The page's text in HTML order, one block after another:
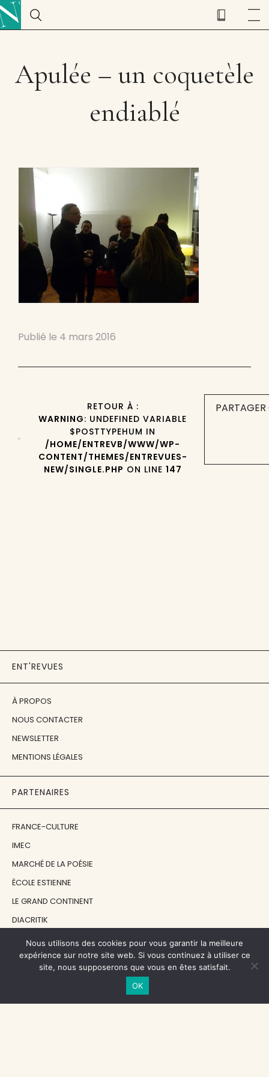
Apulée – un coquetèle
endiablé
Publié le 4 mars 2016
RETOUR À :
WARNING: UNDEFINED VARIABLE
$POSTTYPEHUM IN
/HOME/ENTREVB/WWW/WP-
CONTENT/THEMES/ENTREVUES-
NEW/SINGLE.PHP ON LINE 147
ENT'REVUES
À PROPOS
NOUS CONTACTER
NEWSLETTER
MENTIONS LÉGALES
PARTENAIRES
FRANCE-CULTURE
IMEC
MARCHÉ DE LA POÉSIE
ÉCOLE ESTIENNE
LE GRAND CONTINENT
DIACRITIK
EN ATTENDANT NADEAU
NOS SOUTIENS
Nous utilisons des cookies pour vous garantir la meilleure
expérience sur notre site web. Si vous continuez à utiliser ce
site, nous supposerons que vous en êtes satisfait.
OK